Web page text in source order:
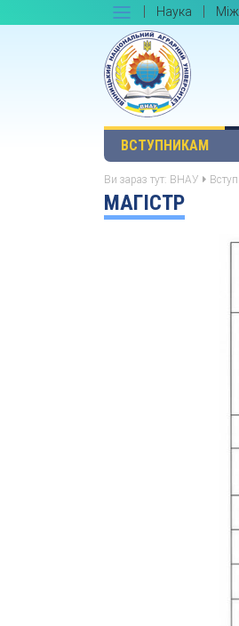
Наука
ВСТУПНИКАМ
Ви зараз тут: ВНАУ
МАГІСТР